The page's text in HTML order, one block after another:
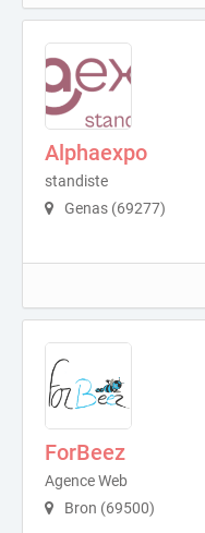
Alphaexpo
standiste
Genas (69277)
ForBeez
Agence Web
Bron (69500)